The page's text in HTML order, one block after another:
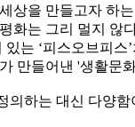
상을 만들고자 하
화는 그리 멀지 않
는 ‘피스오브피스
만들어낸 '생활문
의하는 대신 다양